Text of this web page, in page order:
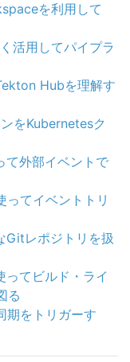
を利用して
活用してパイプラ
Hubを理解す
をKubernetesク
て外部イベントで
てイベントトリ
Gitレポジトリを扱
てビルド・ライ
る
をトリガーす